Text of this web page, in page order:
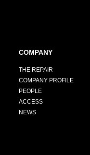
COMPANY
THE REPAIR
COMPANY PROFILE
PEOPLE
ACCESS
NEWS